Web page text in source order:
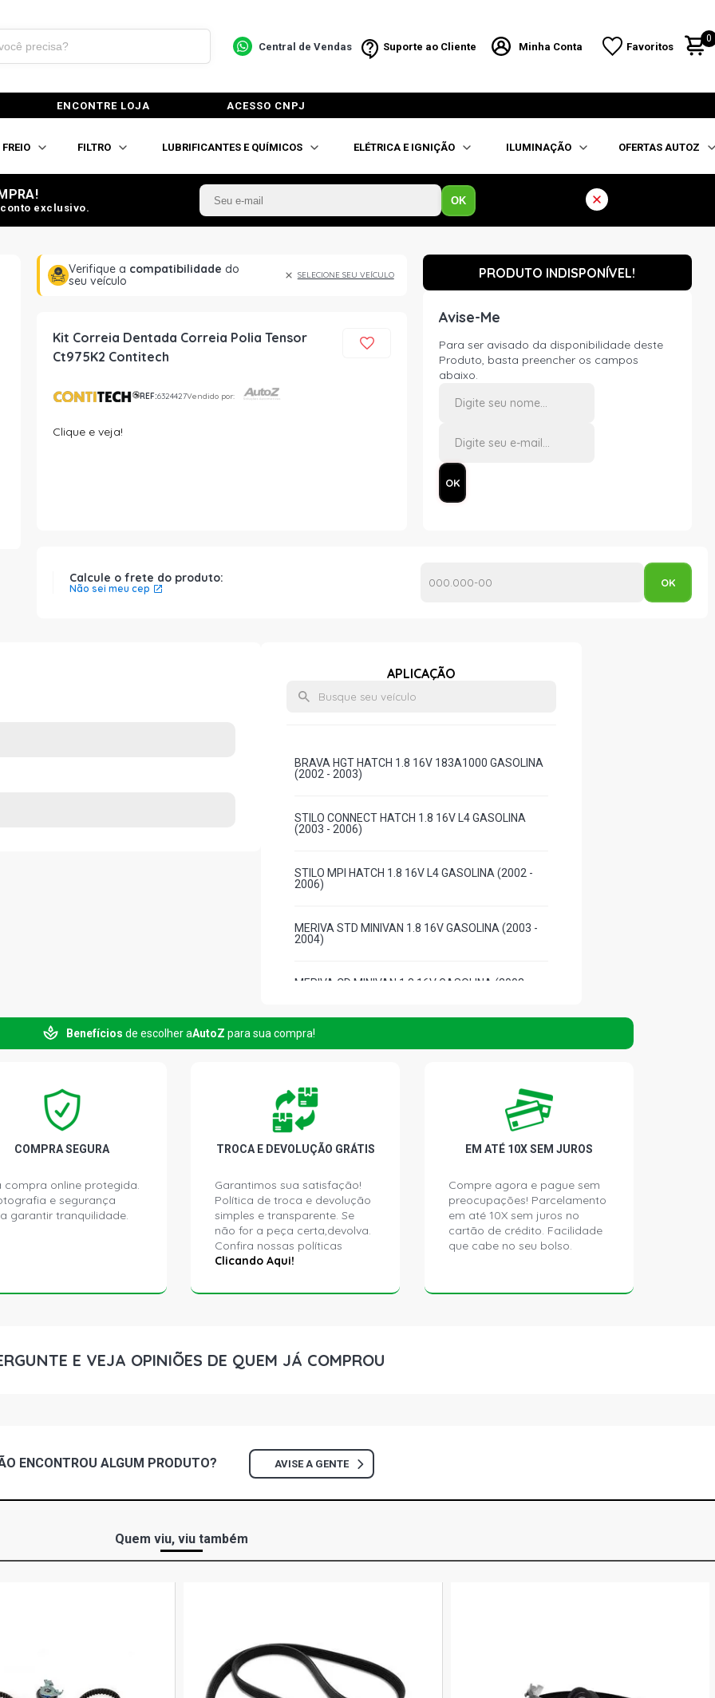
Central de Vendas Suporte ao Cliente Minha Conta Favoritos
0
ENCONTRE LOJA ACESSO CNPJ
FREIO FILTRO LUBRIFICANTES E QUÍMICOS ELÉTRICA E IGNIÇÃO ILUMINAÇÃO OFERTAS AUTOZ
exclusivo.
OK
Verifique a compatibilidade do
seu veículo
SELECIONE SEU VEÍCULO
Kit Correia Dentada Correia Polia Tensor
Ct975K2 Contitech
REF:6324427Vendido por:
Clique e veja!
PRODUTO INDISPONÍVEL!
Avise-Me
Para ser avisado da disponibilidade deste
Produto, basta preencher os campos
abaixo.
Calcule o frete do produto:
Não sei meu cep
APLICAÇÃO
BRAVA HGT HATCH 1.8 16V 183A1000 GASOLINA
(2002 - 2003)
STILO CONNECT HATCH 1.8 16V L4 GASOLINA
(2003 - 2006)
STILO MPI HATCH 1.8 16V L4 GASOLINA (2002 -
2006)
MERIVA STD MINIVAN 1.8 16V GASOLINA (2003 -
2004)
MERIVA CD MINIVAN 1.8 16V GASOLINA (2003 -
Benefícios de escolher aAutoZ para sua compra!
COMPRA SEGURA
compra online protegida.
e segurança
garantir tranquilidade.
TROCA E DEVOLUÇÃO GRÁTIS
Garantimos sua satisfação!
Política de troca e devolução
simples e transparente. Se
não for a peça certa,devolva.
Confira nossas políticas
Clicando Aqui!
EM ATÉ 10X SEM JUROS
Compre agora e pague sem
preocupações! Parcelamento
em até 10X sem juros no
cartão de crédito. Facilidade
que cabe no seu bolso.
E VEJA OPINIÕES DE QUEM JÁ COMPROU
ENCONTROU ALGUM PRODUTO? AVISE A GENTE
Quem viu, viu também